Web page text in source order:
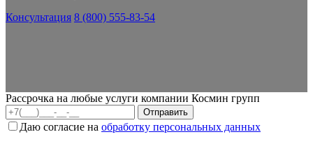
Консультация 8 (800) 555-83-54
Рассрочка на любые услуги компании Космин групп
Даю согласие на обработку персональных данных